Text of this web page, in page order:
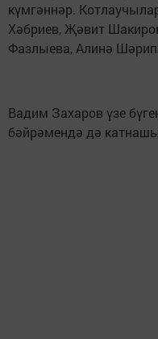
күмгәннәр.
Хәбриев, Җәвит
Фазлыева, Алинә
Вадим Захаров үзе
бәйрәмендә дә